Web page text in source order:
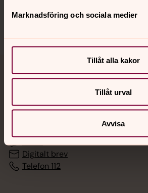
Marknadsföring och sociala medier
Tillåt alla kakor
Tillåt urval
Avvisa
Jourhavande präst
med en präst på kvällar och nätter.
Digitalt brev
Telefon 112